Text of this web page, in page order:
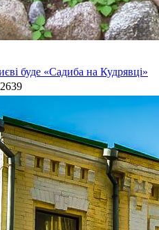
буде «Садиба на Кудрявці»